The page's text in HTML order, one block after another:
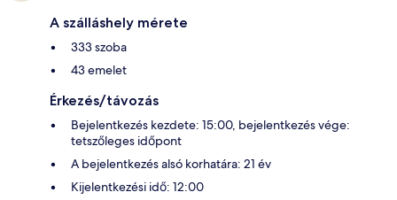
A szálláshely mérete
333 szoba
43 emelet
Érkezés/távozás
Bejelentkezés kezdete: 15:00, bejelentkezés vége:
tetszőleges időpont
A bejelentkezés alsó korhatára: 21 év
Kijelentkezési idő: 12:00